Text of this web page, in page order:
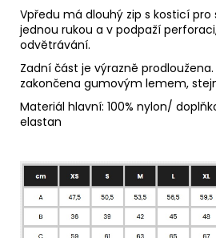
Vpředu má dlouhý zip s kosticí
jednou rukou a v podpaží
odvětrávání.
Zadní část je výrazně
zakončena gumovým lemem,
Materiál hlavní: 100% nylon/
elastan